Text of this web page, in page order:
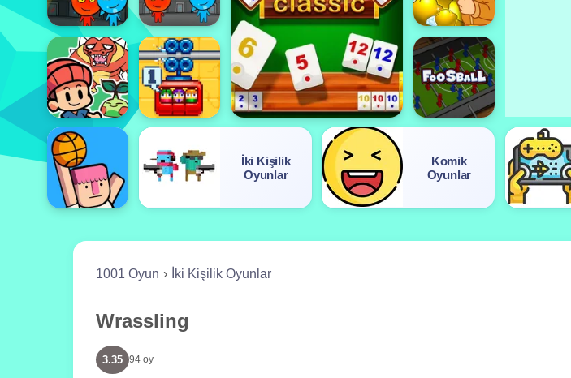
İki Kişilik
Oyunlar
Komik
Oyunlar
1001 Oyun İki Kişilik Oyunlar
Wrassling
3.35 94 oy